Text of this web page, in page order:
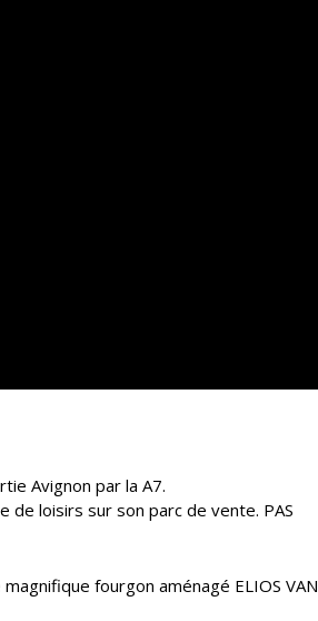
Avignon par la A7.
de loisirs sur son parc de vente. PAS
fourgon aménagé ELIOS VAN